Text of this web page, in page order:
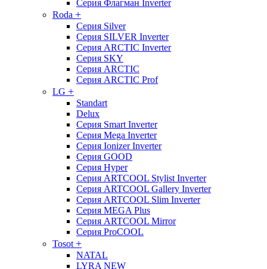
Серия Флагман Inverter
Roda +
Серия Silver
Серия SILVER Inverter
Серия ARCTIC Inverter
Серия SKY
Серия ARCTIC
Серия ARCTIC Prof
LG +
Standart
Delux
Серия Smart Inverter
Серия Mega Inverter
Серия Ionizer Inverter
Серия GOOD
Серия Hyper
Серия ARTCOOL Stylist Inverter
Серия ARTCOOL Gallery Inverter
Серия ARTCOOL Slim Inverter
Серия MEGA Plus
Серия ARTCOOL Mirror
Серия ProCOOL
Tosot +
NATAL
LYRA NEW